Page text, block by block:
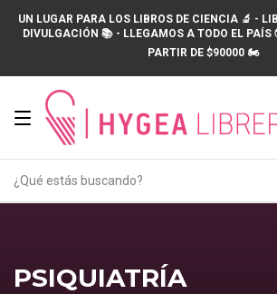
UN LUGAR PARA LOS LIBROS DE CIENCIA 🔬 -
DIVULGACIÓN 📚 - LLEGAMOS A TODO EL PAÍS
PARTIR DE $90000 🏍️
PSIQUIATRÍA